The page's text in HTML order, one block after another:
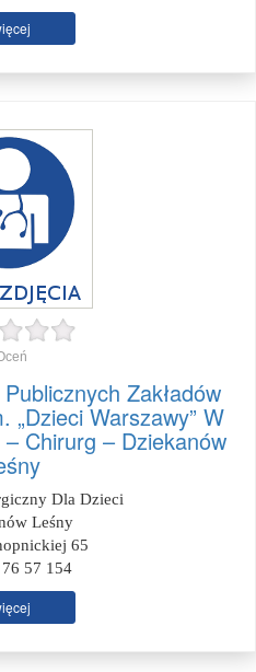
Zakładów
„Dzieci Warszawy” W
Chirurg – Dziekanów
Dla Dzieci
Leśny
65
57 154